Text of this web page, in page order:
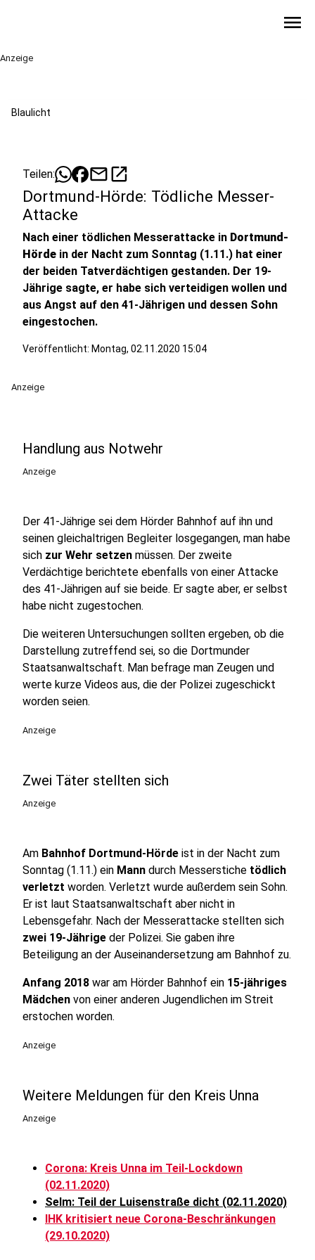
menu
Anzeige
Blaulicht
Teilen: mailopen_in_new
Dortmund-Hörde: Tödliche Messer-
Attacke
Nach einer tödlichen Messerattacke in Dortmund-
Hörde in der Nacht zum Sonntag (1.11.) hat einer
der beiden Tatverdächtigen gestanden. Der 19-
Jährige sagte, er habe sich verteidigen wollen und
aus Angst auf den 41-Jährigen und dessen Sohn
eingestochen.
Veröffentlicht: Montag, 02.11.2020 15:04
Anzeige
Handlung aus Notwehr
Anzeige
Der 41-Jährige sei dem Hörder Bahnhof auf ihn und
seinen gleichaltrigen Begleiter losgegangen, man habe
sich zur Wehr setzen müssen. Der zweite
Verdächtige berichtete ebenfalls von einer Attacke
des 41-Jährigen auf sie beide. Er sagte aber, er selbst
habe nicht zugestochen.
Die weiteren Untersuchungen sollten ergeben, ob die
Darstellung zutreffend sei, so die Dortmunder
Staatsanwaltschaft. Man befrage man Zeugen und
werte kurze Videos aus, die der Polizei zugeschickt
worden seien.
Anzeige
Zwei Täter stellten sich
Anzeige
Am Bahnhof Dortmund-Hörde ist in der Nacht zum
Sonntag (1.11.) ein Mann durch Messerstiche tödlich
verletzt worden. Verletzt wurde außerdem sein Sohn.
Er ist laut Staatsanwaltschaft aber nicht in
Lebensgefahr. Nach der Messerattacke stellten sich
zwei 19-Jährige der Polizei. Sie gaben ihre
Beteiligung an der Auseinandersetzung am Bahnhof zu.
Anfang 2018 war am Hörder Bahnhof ein 15-jähriges
Mädchen von einer anderen Jugendlichen im Streit
erstochen worden.
Anzeige
Weitere Meldungen für den Kreis Unna
Anzeige
Corona: Kreis Unna im Teil-Lockdown
(02.11.2020)
Selm: Teil der Luisenstraße dicht (02.11.2020)
IHK kritisiert neue Corona-Beschränkungen
(29.10.2020)